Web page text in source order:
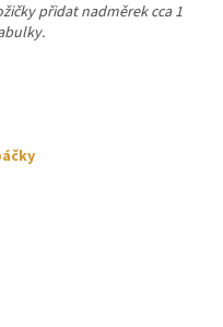
přidat nadměrek cca 1